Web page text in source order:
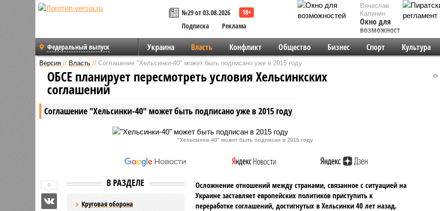
№29 от 03.08.2026
Подписка
Реклама
Вячеслав
Калинин
Окно для
возможностей
Федеральный выпуск Украина Власть Конфликт Общество Бизнес Спорт Культура
Версия // Власть // Соглашение "Хельсинки-40" может быть подписано уже в 2015 году
Соглашение "Хельсинки-40" может быть подписано уже в 2015 году
ОБСЕ планирует пересмотреть условия Хельсинкских
соглашений
"Хельсинки-40" может быть подписан в 2015 году
В РАЗДЕЛЕ
Круговая оборона
Осложнение отношений между странами, связанное с ситуацией на
Украине заставляет европейских политиков приступить к
переработке соглашений, достигнутых в Хельсинки 40 лет назад.
0